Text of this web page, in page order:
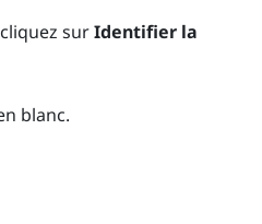
cliquez surIdentifier la
blanc.